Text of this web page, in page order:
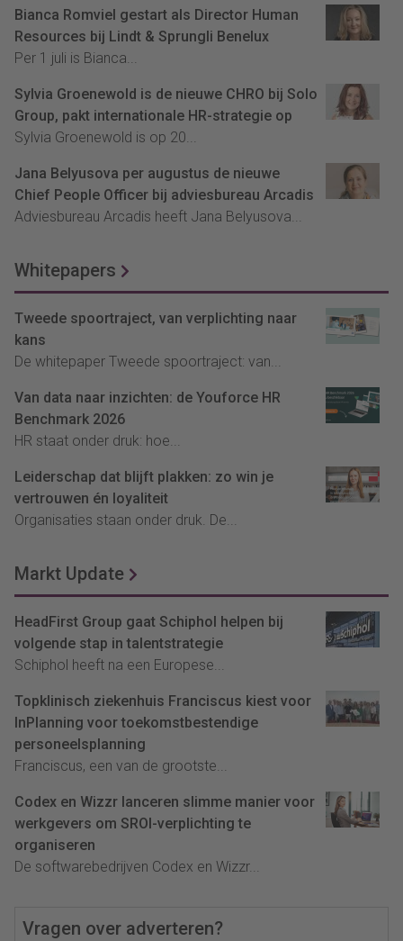
Bianca Romviel gestart als Director Human
Resources bij Lindt & Sprungli Benelux
Per 1 juli is Bianca...
Sylvia Groenewold is de nieuwe CHRO bij Solo
Group, pakt internationale HR-strategie op
Sylvia Groenewold is op 20...
Jana Belyusova per augustus de nieuwe
Chief People Officer bij adviesbureau Arcadis
Adviesbureau Arcadis heeft Jana Belyusova...
Whitepapers
Tweede spoortraject, van verplichting naar
kans
De whitepaper Tweede spoortraject: van...
Van data naar inzichten: de Youforce HR
Benchmark 2026
HR staat onder druk: hoe...
Leiderschap dat blijft plakken: zo win je
vertrouwen én loyaliteit
Organisaties staan onder druk. De...
Markt Update
HeadFirst Group gaat Schiphol helpen bij
volgende stap in talentstrategie
Schiphol heeft na een Europese...
Topklinisch ziekenhuis Franciscus kiest voor
InPlanning voor toekomstbestendige
personeelsplanning
Franciscus, een van de grootste...
Codex en Wizzr lanceren slimme manier voor
werkgevers om SROI-verplichting te
organiseren
De softwarebedrijven Codex en Wizzr...
Vragen over adverteren?